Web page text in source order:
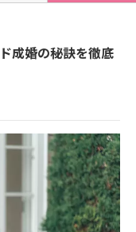
成婚の秘訣を徹底